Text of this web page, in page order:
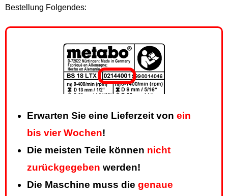
Bestellung Folgendes:
Erwarten Sie eine Lieferzeit von ein
bis vier Wochen!
Die meisten Teile können nicht
zurückgegeben werden!
Die Maschine muss die genaue